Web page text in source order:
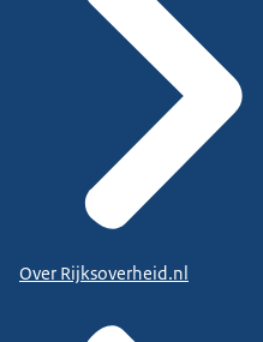
Over Rijksoverheid.nl